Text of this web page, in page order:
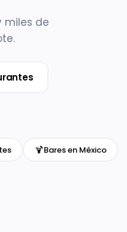
miles de
🍹Bares en México